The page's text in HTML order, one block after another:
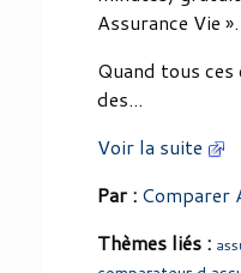
Assurance Vie ».
Quand tous
des...
Voir la suite
Par : Comparer
Thèmes liés :